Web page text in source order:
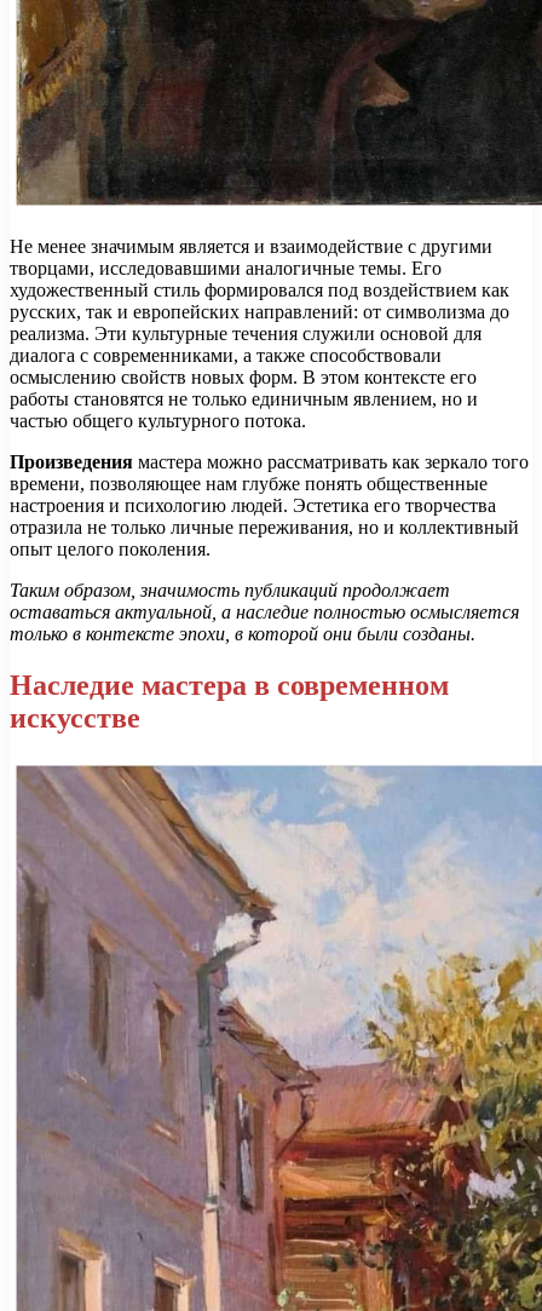
Не менее значимым является и взаимодействие с другими
творцами, исследовавшими аналогичные темы. Его
художественный стиль формировался под воздействием как
русских, так и европейских направлений: от символизма до
реализма. Эти культурные течения служили основой для
диалога с современниками, а также способствовали
осмыслению свойств новых форм. В этом контексте его
работы становятся не только единичным явлением, но и
частью общего культурного потока.
Произведения мастера можно рассматривать как зеркало того
времени, позволяющее нам глубже понять общественные
настроения и психологию людей. Эстетика его творчества
отразила не только личные переживания, но и коллективный
опыт целого поколения.
Таким образом, значимость публикаций продолжает
оставаться актуальной, а наследие полностью осмысляется
только в контексте эпохи, в которой они были созданы.
Наследие мастера в современном
искусстве